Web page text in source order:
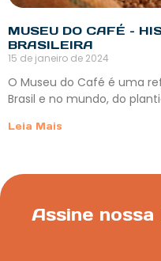
MUSEU DO CAFÉ –
BRASILEIRA
15 de janeiro de 2024
O Museu do Café é uma
Brasil e no mundo, do
Leia Mais
Assine